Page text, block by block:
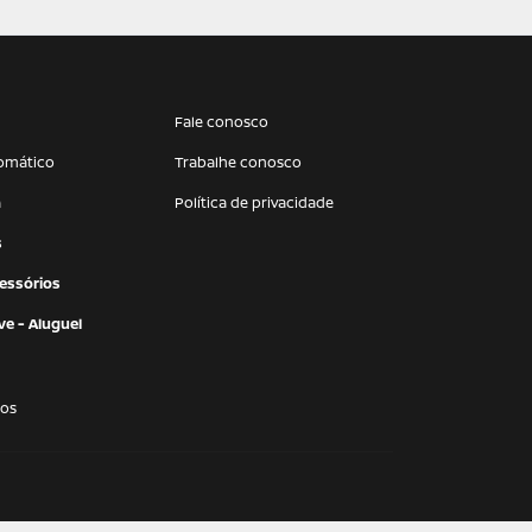
- Aluguel
Fale conosco
Trabalhe conosco
Política de privacidade